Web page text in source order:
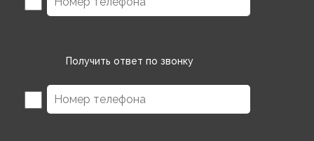
Получить ответ по звонку